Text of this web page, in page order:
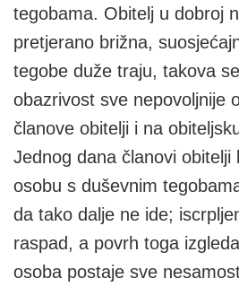
tegobama. Obitelj u dobroj
pretjerano brižna,
tegobe duže traju, takova
obazrivost sve nepovoljnije
članove obitelji i na
Jednog dana članovi obitelji
osobu s duševnim
da tako dalje ne ide;
raspad, a povrh toga
osoba postaje sve